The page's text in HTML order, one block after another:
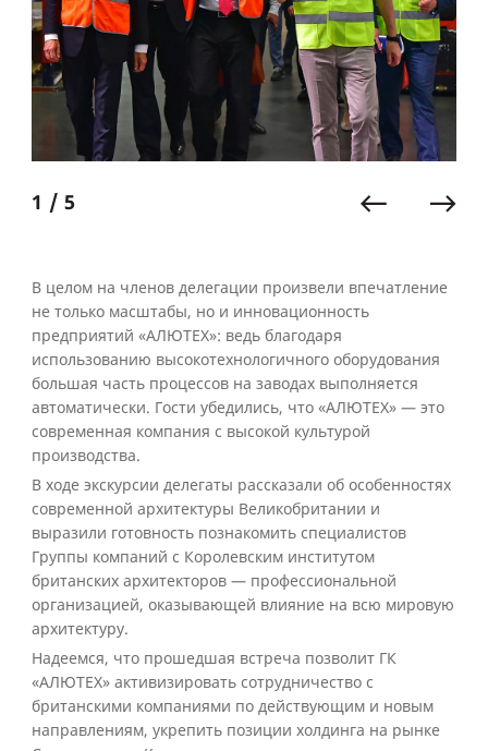
1 / 5
В целом на членов делегации произвели впечатление
не только масштабы, но и инновационность
предприятий «АЛЮТЕХ»: ведь благодаря
использованию высокотехнологичного оборудования
большая часть процессов на заводах выполняется
автоматически. Гости убедились, что «АЛЮТЕХ» — это
современная компания с высокой культурой
производства.
В ходе экскурсии делегаты рассказали об особенностях
современной архитектуры Великобритании и
выразили готовность познакомить специалистов
Группы компаний с Королевским институтом
британских архитекторов — профессиональной
организацией, оказывающей влияние на всю мировую
архитектуру.
Надеемся, что прошедшая встреча позволит ГК
«АЛЮТЕХ» активизировать сотрудничество с
британскими компаниями по действующим и новым
направлениям, укрепить позиции холдинга на рынке